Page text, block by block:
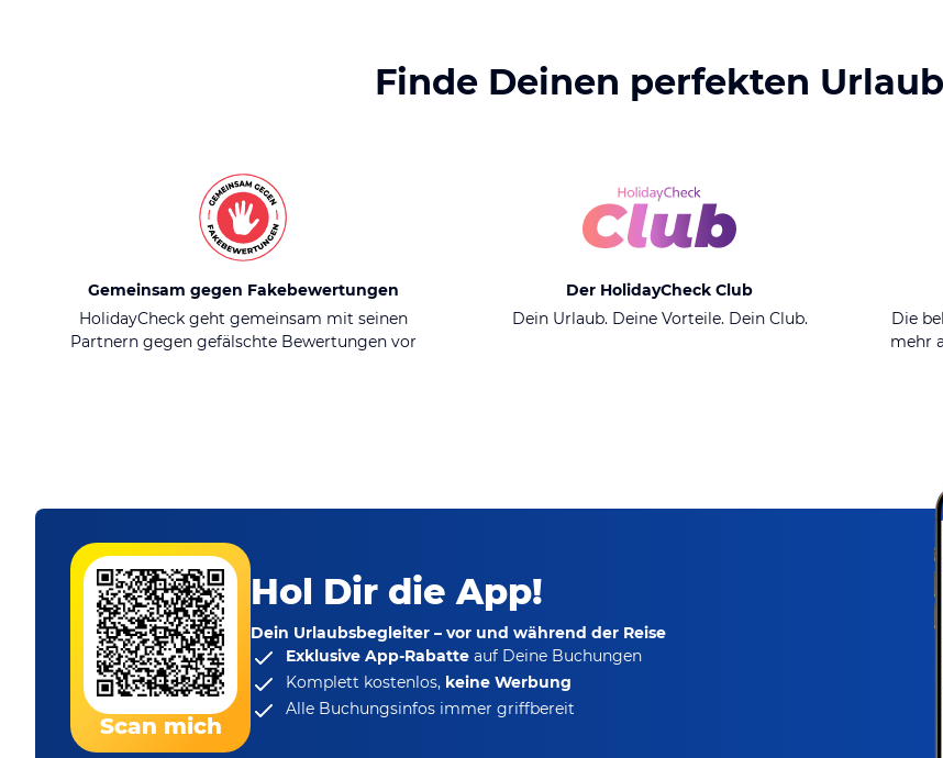
Finde Deinen perfekten Urlaub
Gemeinsam gegen Fakebewertungen
HolidayCheck geht gemeinsam mit seinen
Partnern gegen gefälschte Bewertungen vor
Der HolidayCheck Club
Dein Urlaub. Deine Vorteile. Dein Club.
Die
mehr
Scan mich
Hol Dir die App!
Dein Urlaubsbegleiter – vor und während der Reise
Exklusive App-Rabatte auf Deine Buchungen
Komplett kostenlos, keine Werbung
Alle Buchungsinfos immer griffbereit